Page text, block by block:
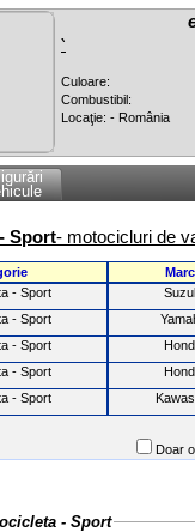
`
Culoare:
Combustibil:
Locaţie: - România
Sport- motocicluri de
- Sport
- Sport
- Sport
- Sport
- Sport
Doar
Motocicleta - Sport